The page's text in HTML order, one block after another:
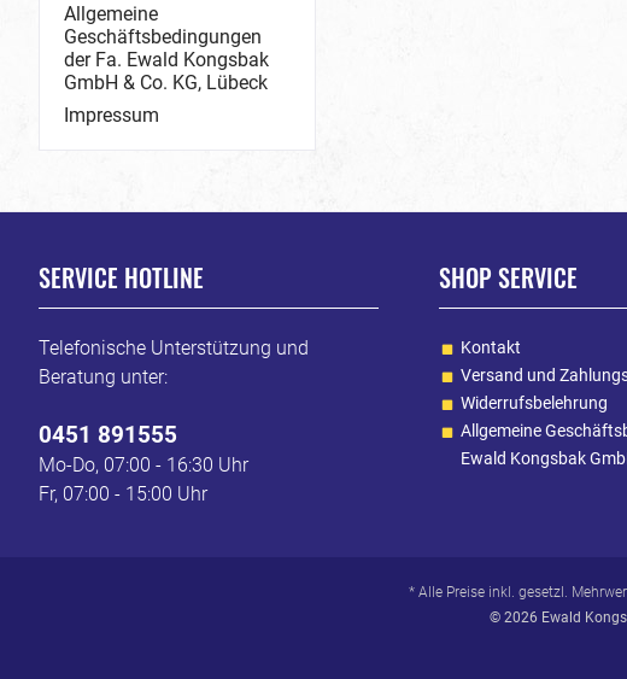
Allgemeine
Geschäftsbedingungen
der Fa. Ewald Kongsbak
GmbH & Co. KG, Lübeck
Impressum
SERVICE HOTLINE
Telefonische Unterstützung und
Beratung unter:
0451 891555
Mo-Do, 07:00 - 16:30 Uhr
Fr, 07:00 - 15:00 Uhr
SHOP SERVICE
Kontakt
Versand und
Widerrufsbelehrung
Allgemeine
Ewald Kongsbak
* Alle Preise inkl. gesetzl.
© 2026 Ewald